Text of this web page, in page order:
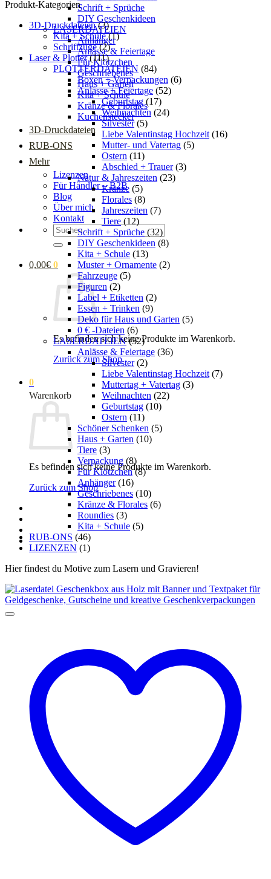
Schrift + Sprüche
DIY Geschenkideen
LASERDATEIEN
Anhänger
Anlässe & Feiertage
Für Klötzchen
Geschriebenes
Haus + Garten
Kita + Schule
Kränze & Florales
Kuchenstecker
3D-Druckdateien
RUB-ONS
Mehr
Lizenzen
Für Händler – B2B
Blog
Über mich
Kontakt
Suchen
nach:
0,00€ 0
Es befinden sich keine Produkte im Warenkorb.
Zurück zum Shop
0
Warenkorb
Es befinden sich keine Produkte im Warenkorb.
Zurück zum Shop
Produkt-Kategorien
3D-Druckdateien (3)
Kita + Schule (1)
Schriftzüge (2)
Laser & Plotter (111)
PLOTTERDATEIEN (84)
Boxen + Verpackungen (6)
Anlässe + Feiertage (52)
Geburtstag (17)
Weihnachten (24)
Silvester (5)
Liebe Valentinstag Hochzeit (16)
Mutter- und Vatertag (5)
Ostern (11)
Abschied + Trauer (3)
Natur & Jahreszeiten (23)
Kränze (5)
Florales (8)
Jahreszeiten (7)
Tiere (12)
Schrift + Sprüche (32)
DIY Geschenkideen (8)
Kita + Schule (13)
Muster + Ornamente (2)
Fahrzeuge (5)
Figuren (2)
Label + Etiketten (2)
Essen + Trinken (9)
Deko für Haus und Garten (5)
0 € -Dateien (6)
LASERDATEIEN (52)
Anlässe & Feiertage (36)
Silvester (2)
Liebe Valentinstag Hochzeit (7)
Muttertag + Vatertag (3)
Weihnachten (22)
Geburtstag (10)
Ostern (11)
Schöner Schenken (5)
Haus + Garten (10)
Tiere (3)
Verpackung (8)
Für Klötzchen (8)
Anhänger (16)
Geschriebenes (10)
Kränze & Florales (6)
Roundies (3)
Kita + Schule (5)
RUB-ONS (46)
LIZENZEN (1)
Hier findest du Motive zum Lasern und Gravieren!